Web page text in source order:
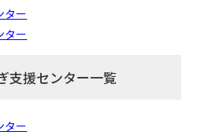
ター
ター
支援センター一覧
ター